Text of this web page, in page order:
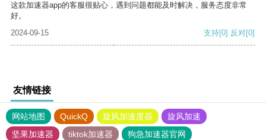
这款加速器app的客服很贴心，遇到问题都能及时解决，服务态度非常
好。
2024-09-15
支持[0] 反对[0]
友情链接
网站地图 QuickQ 旋风加速度器
旋风加速
坚果加速器
tiktok加速器
狗急加速器官网